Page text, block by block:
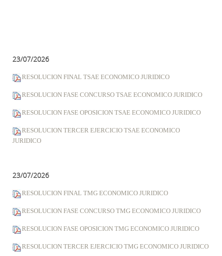
23/07/2026
RESOLUCION FINAL TSAE ECONOMICO JURIDICO
RESOLUCION FASE CONCURSO TSAE ECONOMICO JURIDICO
RESOLUCION FASE OPOSICION TSAE ECONOMICO JURIDICO
RESOLUCION TERCER EJERCICIO TSAE ECONOMICO
JURIDICO
23/07/2026
RESOLUCION FINAL TMG ECONOMICO JURIDICO
RESOLUCION FASE CONCURSO TMG ECONOMICO JURIDICO
RESOLUCION FASE OPOSICION TMG ECONOMICO JURIDICO
RESOLUCION TERCER EJERCICIO TMG ECONOMICO JURIDICO